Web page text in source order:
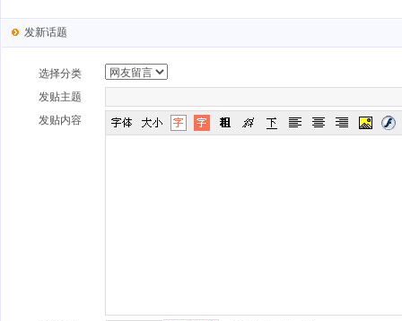
发新话题
选择分类
发贴主题
发贴内容